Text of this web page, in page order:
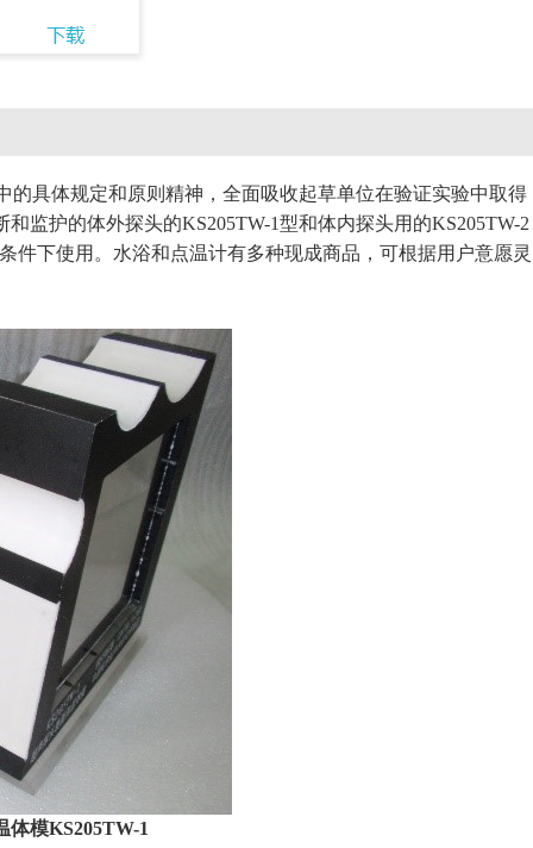
的具体规定和原则精神，全面吸收起草单位在验证实验中取得
监护的体外探头的KS205TW-1型和体内探头用的KS205TW-2
件下使用。水浴和点温计有多种现成商品，可根据用户意愿灵
体模KS205TW-1